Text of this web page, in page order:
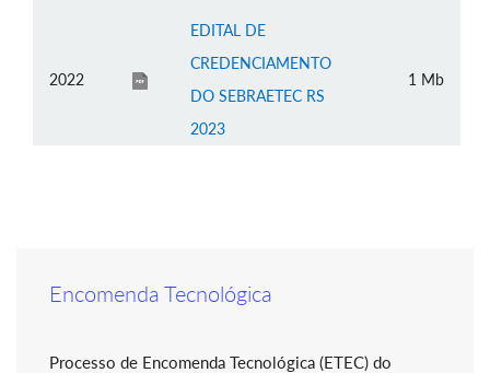
2022
EDITAL DE
CREDENCIAMENTO
DO SEBRAETEC RS
2023
1 Mb
Encomenda Tecnológica
Processo de Encomenda Tecnológica (ETEC) do